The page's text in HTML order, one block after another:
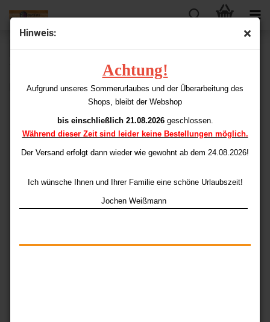
Hinweis:
Achtung!
Aufgrund unseres Sommerurlaubes und der Überarbeitung des
Shops, bleibt der Webshop
bis einschließlich 21.08.2026geschlossen.
Während dieser Zeit sind leider keine Bestellungen möglich.
Der Versand erfolgt dann wieder wie gewohnt ab dem 24.08.2026!
Ich wünsche Ihnen und Ihrer Familie eine schöne Urlaubszeit!
Jochen Weißmann
« Erster « zurück weiter »
Letzter »
Artikel in dieser Kategorie
Longlife (Stoff) Flights Standard Leaf